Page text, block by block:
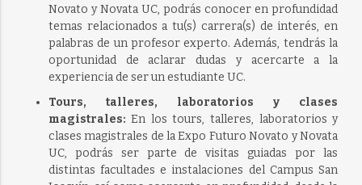
Novato y Novata UC, podrás conocer en profundidad
temas relacionados a tu(s) carrera(s) de interés, en
palabras de un profesor experto. Además, tendrás la
oportunidad de aclarar dudas y acercarte a la
experiencia de ser un estudiante UC.
Tours, talleres, laboratorios y clases
magistrales: En los tours, talleres, laboratorios y
clases magistrales de la Expo Futuro Novato y Novata
UC, podrás ser parte de visitas guiadas por las
distintas facultades e instalaciones del Campus San